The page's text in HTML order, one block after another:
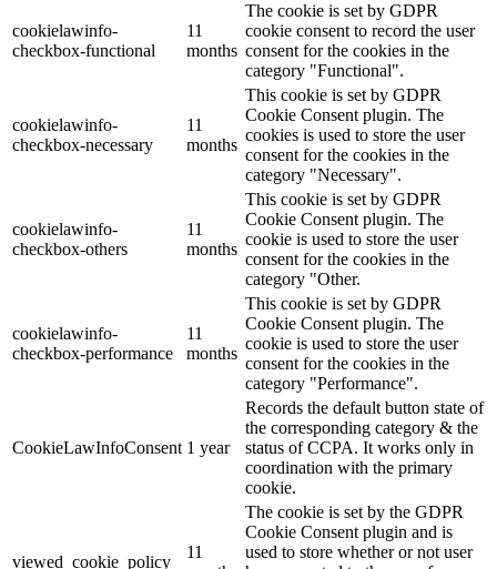
cookielawinfo-
checkbox-functional
11
months
The cookie is set by GDPR
cookie consent to record the user
consent for the cookies in the
category "Functional".
cookielawinfo-
checkbox-necessary
11
months
This cookie is set by GDPR
Cookie Consent plugin. The
cookies is used to store the user
consent for the cookies in the
category "Necessary".
cookielawinfo-
checkbox-others
11
months
This cookie is set by GDPR
Cookie Consent plugin. The
cookie is used to store the user
consent for the cookies in the
category "Other.
cookielawinfo-
checkbox-performance
11
months
This cookie is set by GDPR
Cookie Consent plugin. The
cookie is used to store the user
consent for the cookies in the
category "Performance".
CookieLawInfoConsent 1 year
Records the default button state of
the corresponding category & the
status of CCPA. It works only in
coordination with the primary
cookie.
viewed_cookie_policy
11
The cookie is set by the GDPR
Cookie Consent plugin and is
used to store whether or not user